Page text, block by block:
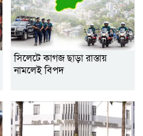
সিলেটে কাগজ ছাড়া রাস্তায়
নামলেই বিপদ